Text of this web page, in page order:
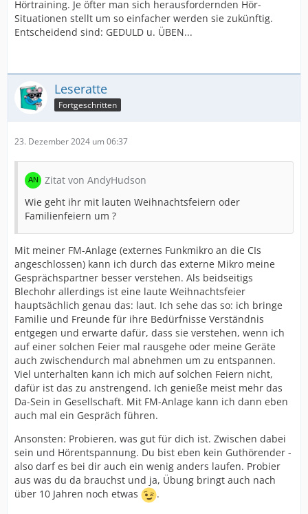
Hörtraining. Je öfter man sich herausfordernden Hör-
Situationen stellt um so einfacher werden sie zukünftig.
Entscheidend sind: GEDULD u. ÜBEN...
Leseratte
Fortgeschritten
23. Dezember 2024 um 06:37
Zitat von AndyHudson
Wie geht ihr mit lauten Weihnachtsfeiern oder
Familienfeiern um ?
Mit meiner FM-Anlage (externes Funkmikro an die CIs
angeschlossen) kann ich durch das externe Mikro meine
Gesprächspartner besser verstehen. Als beidseitigs
Blechohr allerdings ist eine laute Weihnachtsfeier
hauptsächlich genau das: laut. Ich sehe das so: ich bringe
Familie und Freunde für ihre Bedürfnisse Verständnis
entgegen und erwarte dafür, dass sie verstehen, wenn ich
auf einer solchen Feier mal rausgehe oder meine Geräte
auch zwischendurch mal abnehmen um zu entspannen.
Viel unterhalten kann ich mich auf solchen Feiern nicht,
dafür ist das zu anstrengend. Ich genieße meist mehr das
Da-Sein in Gesellschaft. Mit FM-Anlage kann ich dann eben
auch mal ein Gespräch führen.
Ansonsten: Probieren, was gut für dich ist. Zwischen dabei
sein und Hörentspannung. Du bist eben kein Guthörender -
also darf es bei dir auch ein wenig anders laufen. Probier
aus was du da brauchst und ja, Übung bringt auch nach
über 10 Jahren noch etwas
.